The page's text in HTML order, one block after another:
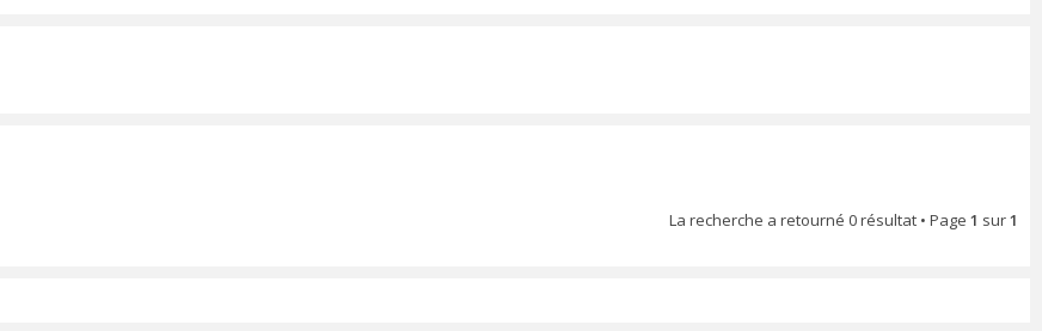
La recherche a retourné 0 résultat • Page 1 sur1